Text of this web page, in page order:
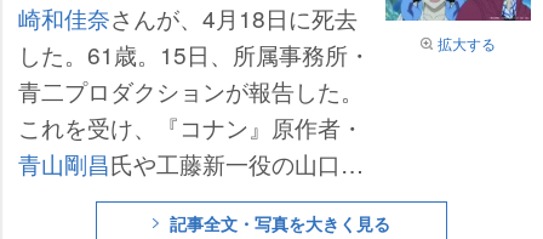
拡大する
崎和佳奈さんが、4月18日に死去
した。61歳。15日、所属事務所・
青二プロダクションが報告した。
これを受け、『コナン』原作者・
青山剛昌氏や工藤新一役の山口勝
平など声優仲間たちがSNSを通じ
記事全文・写真を大きく見る